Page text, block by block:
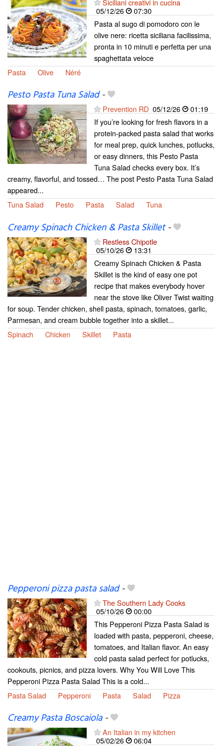
Siciliani creativi in cucina
05/12/26
07:30
Pasta al sugo di pomodoro con le
olive nere: ricetta siciliana facilissima,
pronta in 10 minuti e perfetta per una
spaghettata veloce
Pasta
Olive Néré
Pesto Pasta Tuna Salad-
Prevention RD 05/12/26
01:19
If you’re looking for fresh flavors in a
protein-packed pasta salad that works
for meal prep, quick lunches, potlucks,
or easy dinners, this Pesto Pasta
Tuna Salad checks every box. It’s
creamy, flavorful, and tossed… The post Pesto Pasta Tuna Salad
appeared...
Tuna Salad
Pesto Pasta Salad Tuna
Creamy Spinach Chicken & Pasta Skillet-
Restless Chipotle
05/10/26
13:31
Creamy Spinach Chicken & Pasta
Skillet is the kind of easy one pot
recipe that makes everybody hover
near the stove like Oliver Twist waiting
for soup. Tender chicken, shell pasta, spinach, tomatoes, garlic,
Parmesan, and cream bubble together into a skillet...
Spinach
Chicken Skillet Pasta
Pepperoni pizza pasta salad-
The Southern Lady Cooks
05/10/26
00:00
This Pepperoni Pizza Pasta Salad is
loaded with pasta, pepperoni, cheese,
tomatoes, and Italian flavor. An easy
cold pasta salad perfect for potlucks,
cookouts, picnics, and pizza lovers. Why You Will Love This
Pepperoni Pizza Pasta Salad This is a cold...
Pasta Salad
Pepperoni Pasta Salad Pizza
Creamy Pasta Boscaiola-
An Italian in my kitchen
05/02/26
06:04